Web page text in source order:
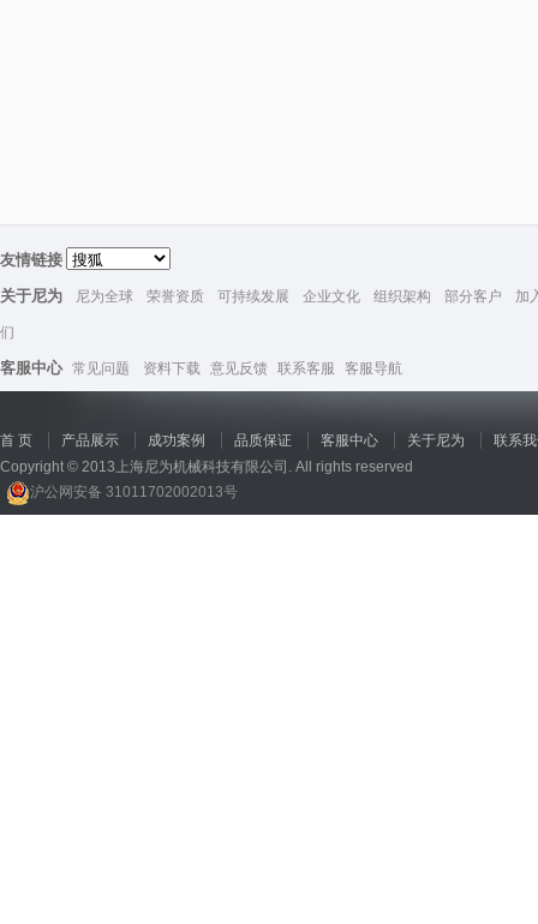
友情链接
关于尼为
尼为全球 荣誉资质 可持续发展 企业文化 组织架构 部分客户 加
们
客服中心 常见问题 资料下载 意见反馈 联系客服 客服导航
首 页 产品展示 成功案例 品质保证 客服中心 关于尼为
联系
Copyright © 2013上海尼为机械科技有限公司. All rights reserved
沪公网安备 31011702002013号